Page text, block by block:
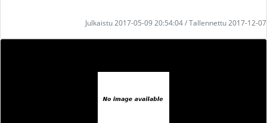
Julkaistu 2017-05-09 20:54:04 / Tallennettu 2017-12-07